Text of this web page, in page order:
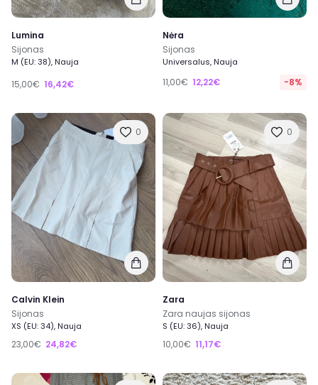
Lumina
Sijonas
M (EU: 38), Nauja
15,00€ 16,42€
Nėra
Sijonas
Universalus, Nauja
11,00€ 12,22€ -8%
0
Calvin Klein
Sijonas
XS (EU: 34), Nauja
23,00€ 24,82€
0
Zara
Zara naujas sijonas
S (EU: 36), Nauja
10,00€ 11,17€